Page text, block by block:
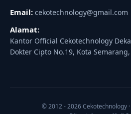
Email: cekotechnology@gmail.com
Alamat:
Kantor Official Cekotechnology
Dokter Cipto No.19, Kota
© 2012 - 2026 Cekotechnology